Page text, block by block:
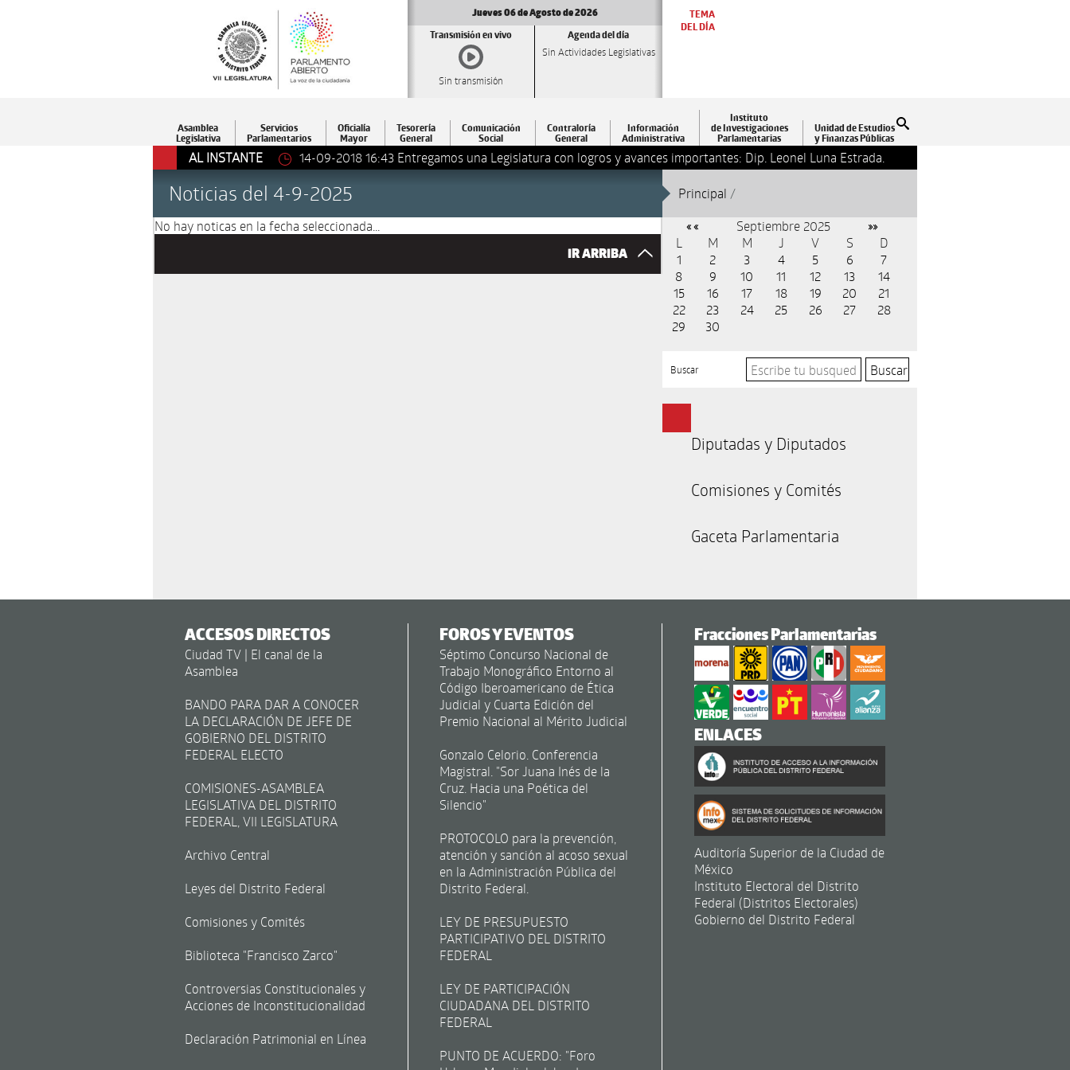
Jueves 06 de Agosto de 2026
Transmisión en vivo
Sin transmisión
Agenda del día
Sin Actividades Legislativas
TEMA
DEL DÍA
Asamblea
Legislativa
Servicios
Parlamentarios
Oficialía
Mayor
Tesorería
General
Comunicación
Social
Contraloría
General
Información
Administrativa
Instituto
de Investigaciones
Parlamentarias
Unidad de Estudios
y Finanzas Públicas
AL INSTANTE 14-09-2018 16:43 Entregamos una Legislatura con logros y avances importantes: Dip. Leonel Luna Estrada.
Noticias del 4-9-2025 Principal /
No hay noticas en la fecha seleccionada...
IR ARRIBA
« « Septiembre 2025 »»
L M M J V S
D
1
2 3 4 5 6
7
8
9 10 11 12 13
14
15
16 17 18 19 20
21
22
23 24 25 26 27
28
29
30
Buscar
Diputadas y Diputados
Comisiones y Comités
Gaceta Parlamentaria
ACCESOS DIRECTOS
Ciudad TV | El canal de la
Asamblea
BANDO PARA DAR A CONOCER
LA DECLARACIÓN DE JEFE DE
GOBIERNO DEL DISTRITO
FEDERAL ELECTO
COMISIONES-ASAMBLEA
LEGISLATIVA DEL DISTRITO
FEDERAL, VII LEGISLATURA
Archivo Central
Leyes del Distrito Federal
Comisiones y Comités
Biblioteca "Francisco Zarco"
Controversias Constitucionales y
Acciones de Inconstitucionalidad
Declaración Patrimonial en Línea
FOROS Y EVENTOS
Séptimo Concurso Nacional de
Trabajo Monográfico Entorno al
Código Iberoamericano de Ética
Judicial y Cuarta Edición del
Premio Nacional al Mérito Judicial
Gonzalo Celorio. Conferencia
Magistral. "Sor Juana Inés de la
Cruz. Hacia una Poética del
Silencio"
PROTOCOLO para la prevención,
atención y sanción al acoso sexual
en la Administración Pública del
Distrito Federal.
LEY DE PRESUPUESTO
PARTICIPATIVO DEL DISTRITO
FEDERAL
LEY DE PARTICIPACIÓN
CIUDADANA DEL DISTRITO
FEDERAL
PUNTO DE ACUERDO: "Foro
Fracciones Parlamentarias
ENLACES
Auditoría Superior de la Ciudad de
México
Instituto Electoral del Distrito
Federal (Distritos Electorales)
Gobierno del Distrito Federal